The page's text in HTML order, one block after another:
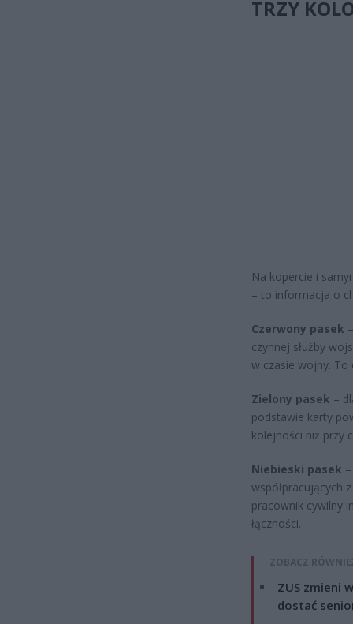
TRZY
Na kopercie i
– to informacja o
Czerwony pasek
czynnej służby
w czasie wojny.
Zielony pasek –
podstawie karty
kolejności niż przy
Niebieski pasek
współpracujących
pracownik cywilny
łączności.
ZOBACZ
ZUS zmieni
dostać